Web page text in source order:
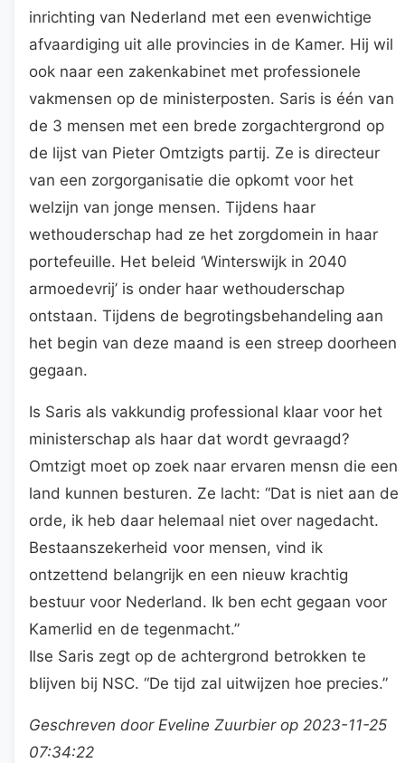
inrichting van Nederland met een evenwichtige
afvaardiging uit alle provincies in de Kamer. Hij wil
ook naar een zakenkabinet met professionele
vakmensen op de ministerposten. Saris is één van
de 3 mensen met een brede zorgachtergrond op
de lijst van Pieter Omtzigts partij. Ze is directeur
van een zorgorganisatie die opkomt voor het
welzijn van jonge mensen. Tijdens haar
wethouderschap had ze het zorgdomein in haar
portefeuille. Het beleid ‘Winterswijk in 2040
armoedevrij’ is onder haar wethouderschap
ontstaan. Tijdens de begrotingsbehandeling aan
het begin van deze maand is een streep doorheen
gegaan.
Is Saris als vakkundig professional klaar voor het
ministerschap als haar dat wordt gevraagd?
Omtzigt moet op zoek naar ervaren mensn die een
land kunnen besturen. Ze lacht: “Dat is niet aan de
orde, ik heb daar helemaal niet over nagedacht.
Bestaanszekerheid voor mensen, vind ik
ontzettend belangrijk en een nieuw krachtig
bestuur voor Nederland. Ik ben echt gegaan voor
Kamerlid en de tegenmacht.”
Ilse Saris zegt op de achtergrond betrokken te
blijven bij NSC. “De tijd zal uitwijzen hoe precies.”
Geschreven door Eveline Zuurbier op 2023-11-25
07:34:22